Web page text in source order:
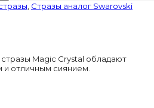
Стразы аналог Swarovski
Magic Crystal обладают
отличным сиянием.